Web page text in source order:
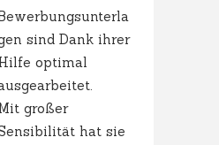
sind Dank ihrer
optimal
großer
hat sie